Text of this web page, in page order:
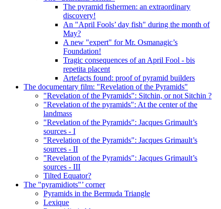
The pyramid fishermen: an extraordinary
discovery!
An "April Fools’ day fish" during the month of
May?
A new "expert" for Mr. Osmanagic’s
Foundation!
Tragic consequences of an April Fool - bis
repetita placent
Artefacts found: proof of pyramid builders
The documentary film: "Revelation of the Pyramids"
"Revelation of the Pyramids": Sitchin, or not Sitchin ?
"Revelation of the pyramids": At the center of the
landmass
"Revelation of the Pyramids": Jacques Grimault’s
sources - I
"Revelation of the Pyramids": Jacques Grimault’s
sources - II
"Revelation of the Pyramids": Jacques Grimault’s
sources - III
Tilted Equator?
The "pyramidiots"’ corner
Pyramids in the Bermuda Triangle
Lexique